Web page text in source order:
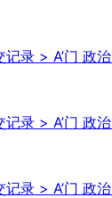
录 > A’门 政
录 > A’门 政
录 > A’门 政